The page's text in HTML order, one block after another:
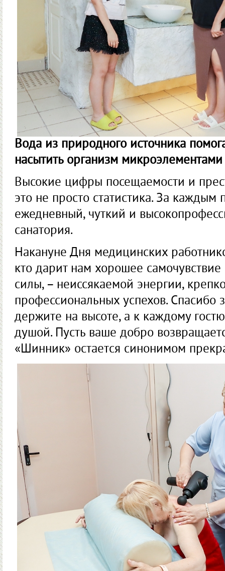
Вода из природного источника
насытить организм
Высокие цифры посещаемости и
это не просто статистика. За каждым
ежедневный, чуткий и
санатория.
Накануне Дня медицинских
кто дарит нам хорошее
силы, – неиссякаемой энергии,
профессиональных успехов. Спасибо
держите на высоте, а к каждому
душой. Пусть ваше добро
«Шинник» остается синонимом